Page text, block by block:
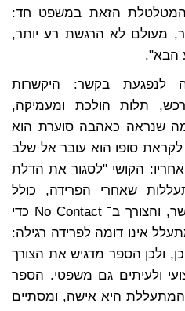
הזאת במשפט חד:
מעולם לא הרגשת רע יותר,
הבא".
לנפגעת בקשר: היקשרות
תלות הולכת ומעמיקה,
שנראה כאהבה סוערת הוא
סופו הוא עובר אל שלב
הקושי "לסגור את הדלת
שאחרי הפרידה, כולל
הוברינג וניסיונות החזרה לקשר, והצורך ב־ No Contact כדי
אינו דומה לפרידה רגילה:
ולכן הספר מדגיש את הצורך
ולעיתים גם משפטי. הספר
היא אישה, ומסתיים